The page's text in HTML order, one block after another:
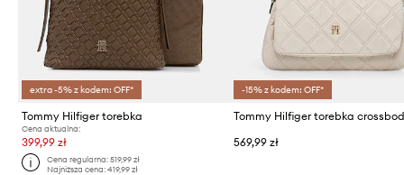
extra -5% z kodem: OFF*
Tommy Hilfiger torebka
Cena aktualna:
399,99 zł
Cena regularna:519,99 zł
Najniższa cena:419,99 zł
-15% z kodem: OFF*
569,99 zł